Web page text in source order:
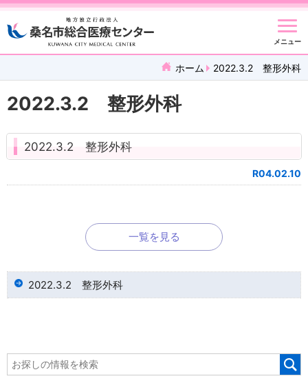
メニュー
ホーム 2022.3.2 整形外科
2022.3.2 整形外科
2022.3.2 整形外科
R04.02.10
一覧を見る
2022.3.2 整形外科